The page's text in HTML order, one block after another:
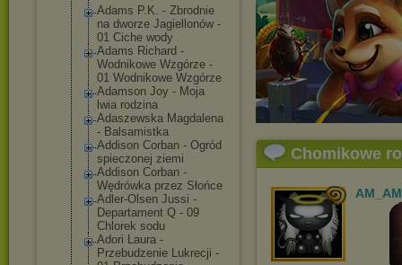
Adams P.K. - Zbrodnie
na dworze Jagiellonów -
01 Ciche wody
Adams Richard -
Wodnikowe Wzgórze -
01 Wodnikowe Wzgórze
Adamson Joy - Moja
lwia rodzina
Adaszewska Magdalena
- Balsamistka
Addison Corban - Ogród
spieczonej ziemi
Addison Corban -
Wędrówka przez Słońce
Adler-Olsen Jussi -
Departament Q - 09
Chlorek sodu
Adori Laura -
Przebudzenie Lukrecji -
Chomikowe
AM_AM